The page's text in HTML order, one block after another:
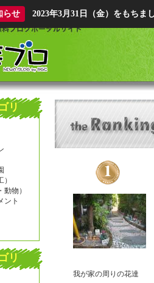
らせ 2023年3月31日（金）をもちま
我が家の周りの花達
リ
物）
ント
リ